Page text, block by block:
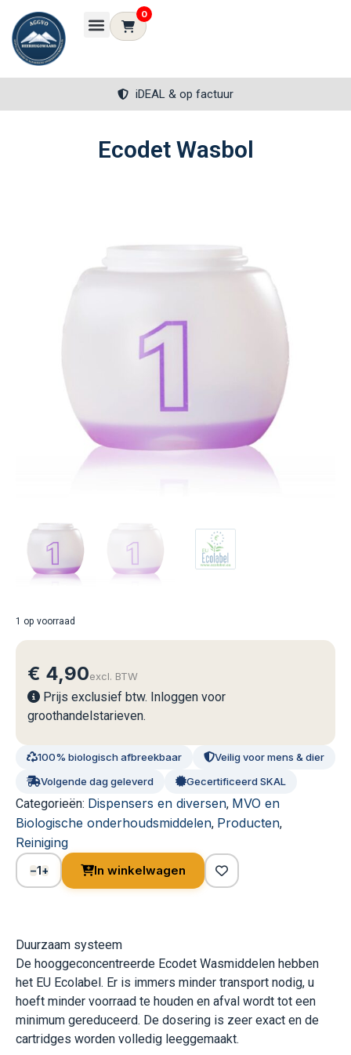
0
iDEAL & op factuur
Ecodet Wasbol
1 op voorraad
€ 4,90excl. BTW
Prijs exclusief btw. Inloggen voor
groothandelstarieven.
100% biologisch afbreekbaar
Veilig voor mens & dier
Volgende dag geleverd
Gecertificeerd SKAL
Categorieën: Dispensers en diversen, MVO en
Biologische onderhoudsmiddelen, Producten,
Reiniging
−1+ In winkelwagen
Duurzaam systeem
De hooggeconcentreerde Ecodet Wasmiddelen hebben
het EU Ecolabel. Er is immers minder transport nodig, u
hoeft minder voorraad te houden en afval wordt tot een
minimum gereduceerd. De dosering is zeer exact en de
cartridges worden volledig leeggemaakt.